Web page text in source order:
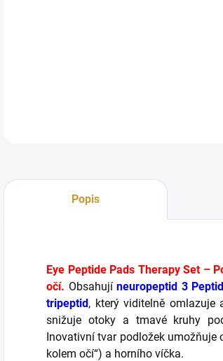
Popis
Eye Peptide Pads Therapy Set –
očí. Obsahujíneuropeptid 3
tripeptid, který viditelně omlazuje
snižuje otoky a tmavé kruhy
Inovativní tvar podložek umožňuje
kolem očí“) a horního víčka.